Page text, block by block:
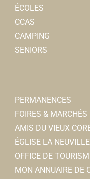
ÉCOLES
CCAS
CAMPING
SENIORS
PERMANENCES
FOIRES & MARCHÉS
AMIS DU VIEUX
ÉGLISE LA NEUVILLE
OFFICE DE
MON ANNUAIRE DE